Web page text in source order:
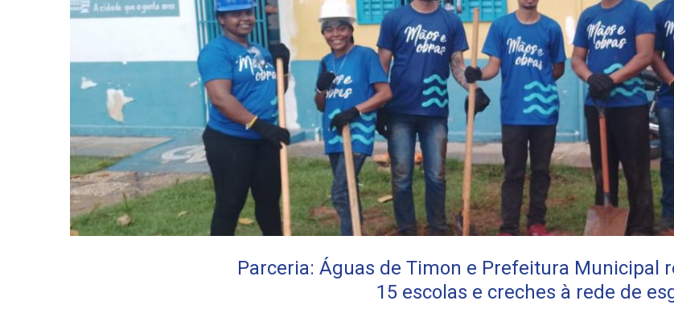
Parceria: Águas de Timon e Prefeitura Municipal
15 escolas e creches à rede de